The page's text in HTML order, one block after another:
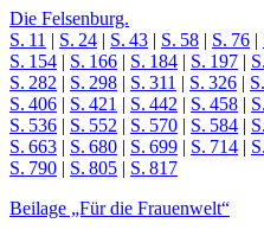
Die Felsenburg.
S. 11 | S. 24 | S. 43 | S. 58 | S. 76 |
S. 154 | S. 166 | S. 184 | S. 197 |
S. 282 | S. 298 | S. 311 | S. 326 |
S. 406 | S. 421 | S. 442 | S. 458 |
S. 536 | S. 552 | S. 570 | S. 584 |
S. 663 | S. 680 | S. 699 | S. 714 |
S. 790 | S. 805 | S. 817
Beilage „Für die Frauenwelt“